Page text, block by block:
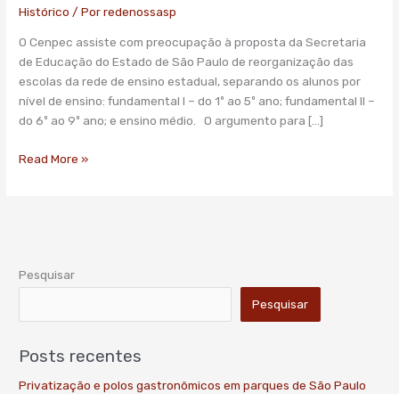
Histórico / Porredenossasp
O Cenpec assiste com preocupação à proposta da Secretaria
de Educação do Estado de São Paulo de reorganização das
escolas da rede de ensino estadual, separando os alunos por
nível de ensino: fundamental I – do 1º ao 5º ano; fundamental II –
do 6º ao 9º ano; e ensino médio. O argumento para […]
reforma
sistema
de
ensino
paulista
Read More »
Pesquisar
Pesquisar
Posts recentes
Privatização e polos gastronômicos em parques de São Paulo